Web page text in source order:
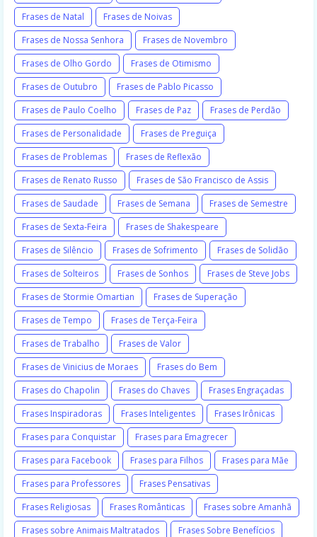
Frases de Natal
Frases de Noivas
Frases de Nossa Senhora
Frases de Novembro
Frases de Olho Gordo
Frases de Otimismo
Frases de Outubro
Frases de Pablo Picasso
Frases de Paulo Coelho
Frases de Paz
Frases de Perdão
Frases de Personalidade
Frases de Preguiça
Frases de Problemas
Frases de Reflexão
Frases de Renato Russo
Frases de São Francisco de Assis
Frases de Saudade
Frases de Semana
Frases de Semestre
Frases de Sexta-Feira
Frases de Shakespeare
Frases de Silêncio
Frases de Sofrimento
Frases de Solidão
Frases de Solteiros
Frases de Sonhos
Frases de Steve Jobs
Frases de Stormie Omartian
Frases de Superação
Frases de Tempo
Frases de Terça-Feira
Frases de Trabalho
Frases de Valor
Frases de Vinicius de Moraes
Frases do Bem
Frases do Chapolin
Frases do Chaves
Frases Engraçadas
Frases Inspiradoras
Frases Inteligentes
Frases Irônicas
Frases para Conquistar
Frases para Emagrecer
Frases para Facebook
Frases para Filhos
Frases para Mãe
Frases para Professores
Frases Pensativas
Frases Religiosas
Frases Românticas
Frases sobre Amanhã
Frases sobre Animais Maltratados
Frases Sobre Benefícios